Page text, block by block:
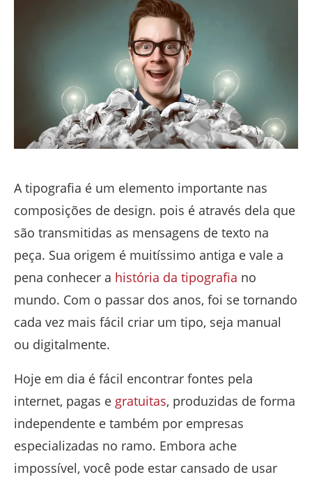
A tipografia é um elemento importante nas
composições de design. pois é através dela que
são transmitidas as mensagens de texto na
peça. Sua origem é muitíssimo antiga e vale a
pena conhecer a história da tipografia no
mundo. Com o passar dos anos, foi se tornando
cada vez mais fácil criar um tipo, seja manual
ou digitalmente.
Hoje em dia é fácil encontrar fontes pela
internet, pagas e gratuitas, produzidas de forma
independente e também por empresas
especializadas no ramo. Embora ache
impossível, você pode estar cansado de usar